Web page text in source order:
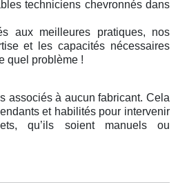
techniciens chevronnés dans
aux meilleures pratiques, nos
et les capacités nécessaires
quel problème !
associés à aucun fabricant. Cela
et habilités pour intervenir
qu’ils soient manuels ou